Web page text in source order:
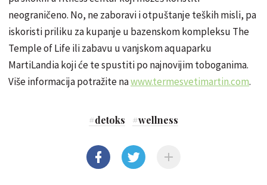
neograničeno. No, ne zaboravi i otpuštanje teških misli, pa
iskoristi priliku za kupanje u bazenskom kompleksu The
Temple of Life ili zabavu u vanjskom aquaparku
MartiLandia koji će te spustiti po najnovijim toboganima.
Više informacija potražite nawww.termesvetimartin.com.
#detoks #wellness